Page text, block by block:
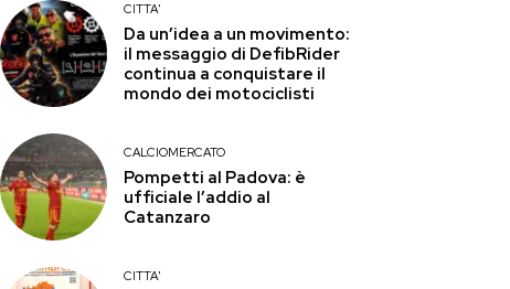
CITTA'
Da un’idea a un movimento:
il messaggio di DefibRider
continua a conquistare il
mondo dei motociclisti
CALCIOMERCATO
Pompetti al Padova: è
ufficiale l’addio al
Catanzaro
CITTA'